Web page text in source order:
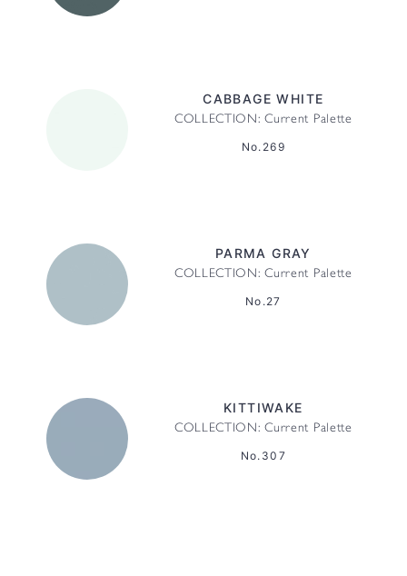
CABBAGE WHITE
COLLECTION: Current Palette
No.269
PARMA GRAY
COLLECTION: Current Palette
No.27
KITTIWAKE
COLLECTION: Current Palette
No.307